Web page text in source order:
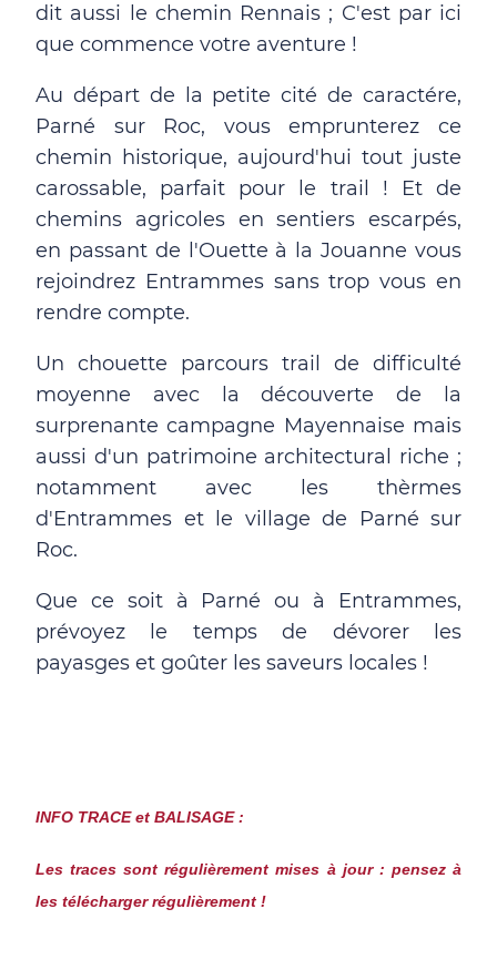
dit aussi le chemin Rennais ; C'est par ici
que commence votre aventure !
Au départ de la petite cité de caractére,
Parné sur Roc, vous emprunterez ce
chemin historique, aujourd'hui tout juste
carossable, parfait pour le trail ! Et de
chemins agricoles en sentiers escarpés,
en passant de l'Ouette à la Jouanne vous
rejoindrez Entrammes sans trop vous en
rendre compte.
Un chouette parcours trail de difficulté
moyenne avec la découverte de la
surprenante campagne Mayennaise mais
aussi d'un patrimoine architectural riche ;
notamment avec les thèrmes
d'Entrammes et le village de Parné sur
Roc.
Que ce soit à Parné ou à Entrammes,
prévoyez le temps de dévorer les
payasges et goûter les saveurs locales !
INFO TRACE et BALISAGE :
Les traces sont régulièrement mises à jour : pensez à
les télécharger régulièrement !